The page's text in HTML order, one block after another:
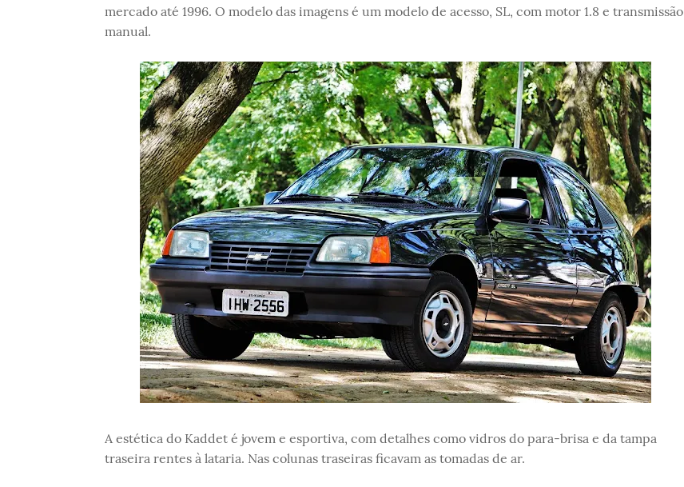
mercado até 1996. O modelo das imagens é um modelo de acesso, SL, com motor 1.8 e transmissão
manual.
A estética do Kaddet é jovem e esportiva, com detalhes como vidros do para-brisa e da tampa
traseira rentes à lataria. Nas colunas traseiras ficavam as tomadas de ar.